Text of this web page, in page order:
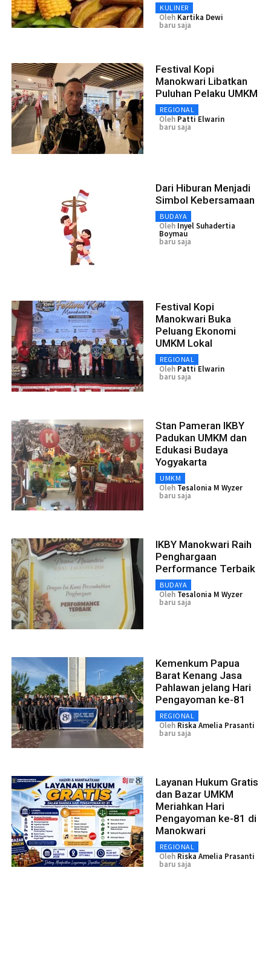
KULINER
Oleh Kartika Dewi
baru saja
Festival Kopi
Manokwari Libatkan
Puluhan Pelaku UMKM
REGIONAL
Oleh Patti Elwarin
baru saja
Dari Hiburan Menjadi
Simbol Kebersamaan
BUDAYA
Oleh Inyel Suhadertia
Boymau
baru saja
Festival Kopi
Manokwari Buka
Peluang Ekonomi
UMKM Lokal
REGIONAL
Oleh Patti Elwarin
baru saja
Stan Pameran IKBY
Padukan UMKM dan
Edukasi Budaya
Yogyakarta
UMKM
Oleh Tesalonia M Wyzer
baru saja
IKBY Manokwari Raih
Penghargaan
Performance Terbaik
BUDAYA
Oleh Tesalonia M Wyzer
baru saja
Kemenkum Papua
Barat Kenang Jasa
Pahlawan jelang Hari
Pengayoman ke-81
REGIONAL
Oleh Riska Amelia Prasanti
baru saja
Layanan Hukum Gratis
dan Bazar UMKM
Meriahkan Hari
Pengayoman ke-81 di
Manokwari
REGIONAL
Oleh Riska Amelia Prasanti
baru saja